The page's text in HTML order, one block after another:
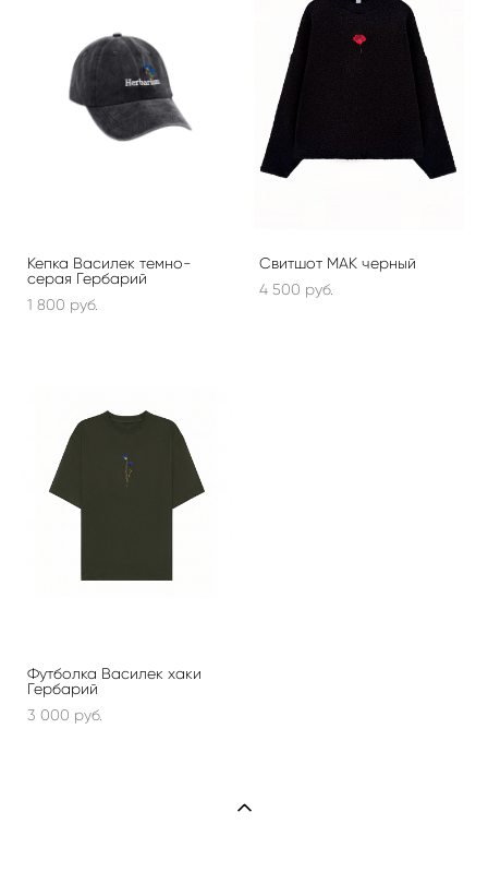
Кепка Василек темно-
серая Гербарий
1 800 pуб.
Свитшот МАК черный
4 500 pуб.
Футболка Василек хаки
Гербарий
3 000 pуб.